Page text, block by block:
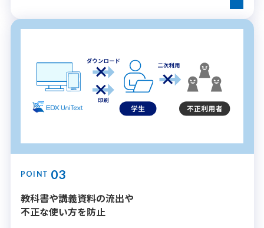
POINT 03
教科書や講義資料の流出や
不正な使い方を防止